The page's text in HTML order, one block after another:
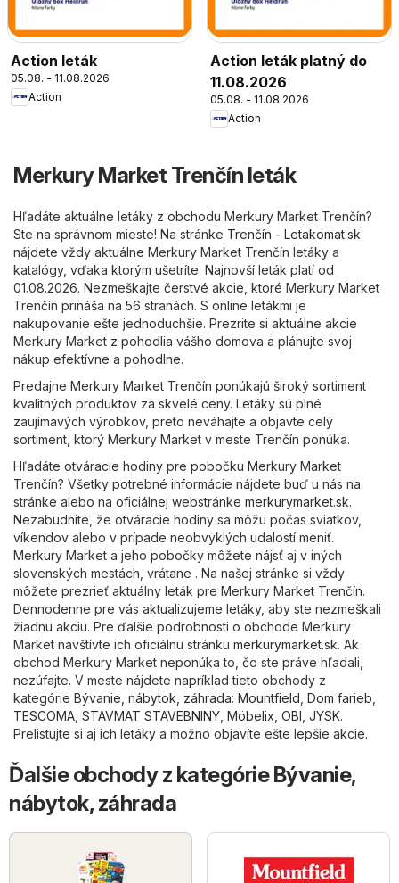
Action leták
05.08. - 11.08.2026
Action
Action leták platný do
11.08.2026
05.08. - 11.08.2026
Action
Merkury Market Trenčín leták
Hľadáte aktuálne letáky z obchodu Merkury Market Trenčín?
Ste na správnom mieste! Na stránke Trenčín - Letakomat.sk
nájdete vždy aktuálne Merkury Market Trenčín letáky a
katalógy, vďaka ktorým ušetríte. Najnovší leták platí od
01.08.2026. Nezmeškajte čerstvé akcie, ktoré Merkury Market
Trenčín prináša na 56 stranách. S online letákmi je
nakupovanie ešte jednoduchšie. Prezrite si aktuálne akcie
Merkury Market z pohodlia vášho domova a plánujte svoj
nákup efektívne a pohodlne.
Predajne Merkury Market Trenčín ponúkajú široký sortiment
kvalitných produktov za skvelé ceny. Letáky sú plné
zaujímavých výrobkov, preto neváhajte a objavte celý
sortiment, ktorý Merkury Market v meste Trenčín ponúka.
Hľadáte otváracie hodiny pre pobočku Merkury Market
Trenčín? Všetky potrebné informácie nájdete buď u nás na
stránke alebo na oficiálnej webstránke merkurymarket.sk.
Nezabudnite, že otváracie hodiny sa môžu počas sviatkov,
víkendov alebo v prípade neobvyklých udalostí meniť.
Merkury Market a jeho pobočky môžete nájsť aj v iných
slovenských mestách, vrátane . Na našej stránke si vždy
môžete prezrieť aktuálny leták pre Merkury Market Trenčín.
Dennodenne pre vás aktualizujeme letáky, aby ste nezmeškali
žiadnu akciu. Pre ďalšie podrobnosti o obchode Merkury
Market navštívte ich oficiálnu stránku merkurymarket.sk. Ak
obchod Merkury Market neponúka to, čo ste práve hľadali,
nezúfajte. V meste nájdete napríklad tieto obchody z
kategórie Bývanie, nábytok, záhrada: Mountfield Dom farieb
TESCOMA STAVMAT STAVEBNINY Möbelix OBI JYSK.
Prelistujte si aj ich letáky a možno objavíte ešte lepšie akcie.
Ďalšie obchody z kategórie Bývanie,
nábytok, záhrada